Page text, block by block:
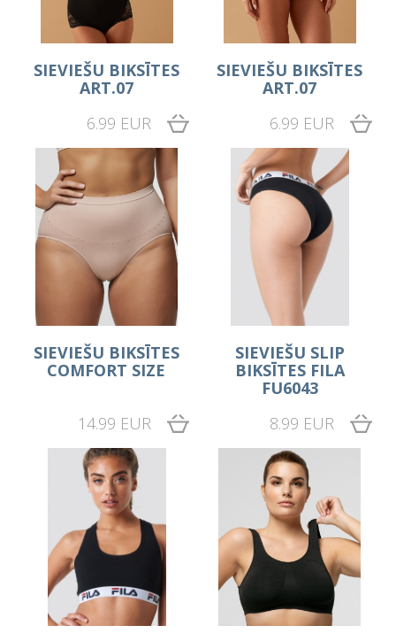
SIEVIEŠU BIKSĪTES
ART.07
6.99 EUR
SIEVIEŠU BIKSĪTES
ART.07
6.99 EUR
SIEVIEŠU BIKSĪTES
COMFORT SIZE
14.99 EUR
SIEVIEŠU SLIP
BIKSĪTES FILA
FU6043
8.99 EUR